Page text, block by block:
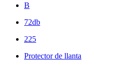
B
72db
225
Protector de llanta